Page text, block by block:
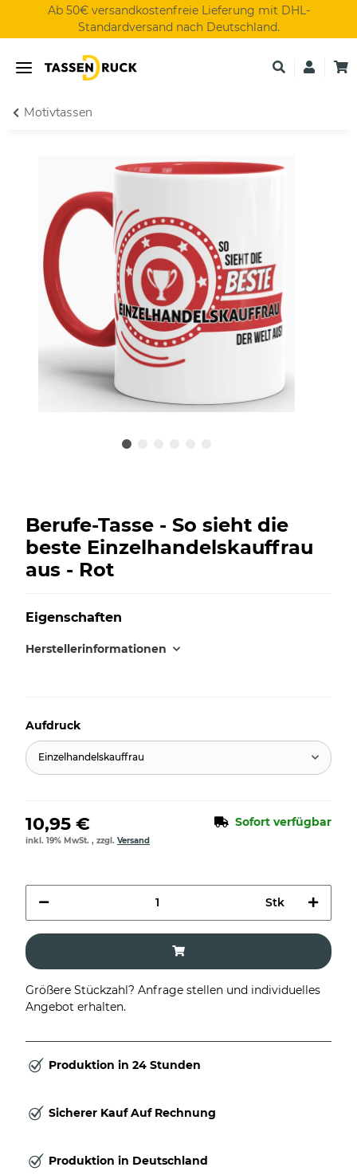
Ab 50€ versandkostenfreie Lieferung mit DHL-
Standardversand nach Deutschland.
Motivtassen
Berufe-Tasse - So sieht die
beste Einzelhandelskauffrau
aus - Rot
Eigenschaften
Herstellerinformationen
Aufdruck
Einzelhandelskauffrau
10,95 € Sofort verfügbar
inkl. 19% MwSt. , zzgl. Versand
Stk
Größere Stückzahl? Anfrage stellen und individuelles
Angebot erhalten.
Produktion in 24 Stunden
Sicherer Kauf Auf Rechnung
Produktion in Deutschland